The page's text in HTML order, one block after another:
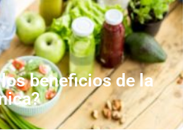
beneficios de la